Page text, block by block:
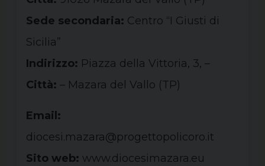
Sede secondaria: Centro “I Giusti di
Sicilia”
Indirizzo: Piazza della Vittoria, 3, –
Città: – Mazara del Vallo (TP)
Email:
diocesi.mazara@progettopolicoro.it
Sito web: www.diocesimazara.eu